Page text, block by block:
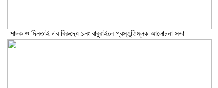
মাদক ও ছিনতাই এর বিরুদ্ধে ১নং বাবুরাইলে প্রস্তুতিমূলক আলোচনা সভা